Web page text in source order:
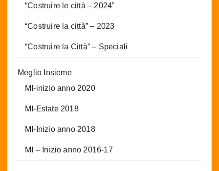
“Costruire le città – 2024”
“Costruire la città” – 2023
“Costruire la Città” – Speciali
Meglio Insieme
MI-inizio anno 2020
MI-Estate 2018
MI-Inizio anno 2018
MI – Inizio anno 2016-17